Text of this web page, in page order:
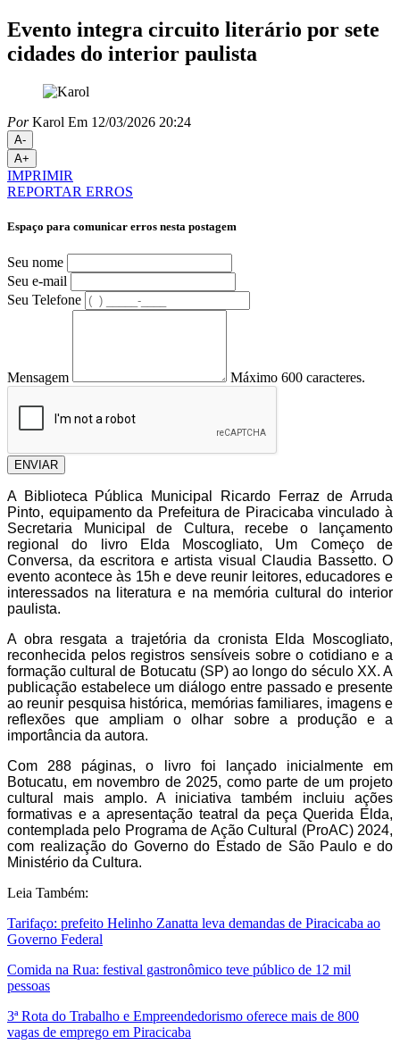
Evento integra circuito literário por sete
cidades do interior paulista
PorKarol Em 12/03/2026 20:24
A-
A+
IMPRIMIR
REPORTAR ERROS
Espaço para comunicar erros nesta postagem
Seu nome
Seu e-mail
Seu Telefone
Mensagem Máximo 600 caracteres.
ENVIAR
A Biblioteca Pública Municipal Ricardo Ferraz de Arruda
Pinto, equipamento da Prefeitura de Piracicaba vinculado à
Secretaria Municipal de Cultura, recebe o lançamento
regional do livro Elda Moscogliato, Um Começo de
Conversa, da escritora e artista visual Claudia Bassetto. O
evento acontece às 15h e deve reunir leitores, educadores e
interessados na literatura e na memória cultural do interior
paulista.
A obra resgata a trajetória da cronista Elda Moscogliato,
reconhecida pelos registros sensíveis sobre o cotidiano e a
formação cultural de Botucatu (SP) ao longo do século XX. A
publicação estabelece um diálogo entre passado e presente
ao reunir pesquisa histórica, memórias familiares, imagens e
reflexões que ampliam o olhar sobre a produção e a
importância da autora.
Com 288 páginas, o livro foi lançado inicialmente em
Botucatu, em novembro de 2025, como parte de um projeto
cultural mais amplo. A iniciativa também incluiu ações
formativas e a apresentação teatral da peça Querida Elda,
contemplada pelo Programa de Ação Cultural (ProAC) 2024,
com realização do Governo do Estado de São Paulo e do
Ministério da Cultura.
Leia Também:
Tarifaço: prefeito Helinho Zanatta leva demandas de Piracicaba ao
Governo Federal
Comida na Rua: festival gastronômico teve público de 12 mil
pessoas
3ª Rota do Trabalho e Empreendedorismo oferece mais de 800
vagas de emprego em Piracicaba